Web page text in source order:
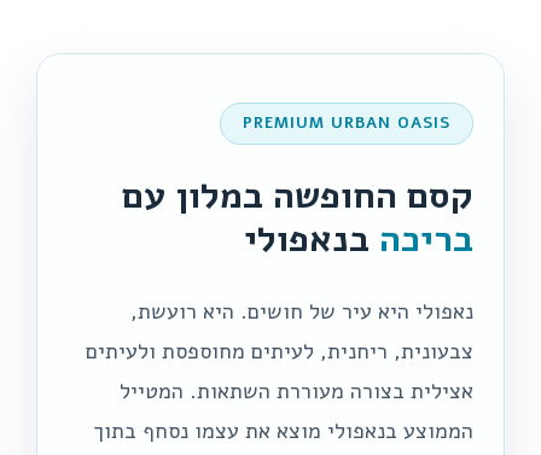
PREMIUM URBAN OASIS
קסם החופשה במלון עם
בריכה בנאפולי
נאפולי היא עיר של חושים. היא רועשת,
צבעונית, ריחנית, לעיתים מחוספסת ולעיתים
אצילית בצורה מעוררת השתאות. המטייל
הממוצע בנאפולי מוצא את עצמו נסחף בתוך